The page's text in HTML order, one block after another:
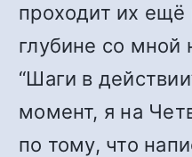
проходит их ещё
глубине со мной
“Шаги в
момент, я на
по тому, что